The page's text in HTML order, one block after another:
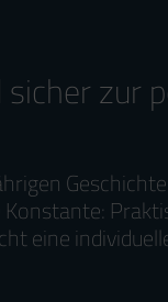
sicher zur
Konstante:
eine